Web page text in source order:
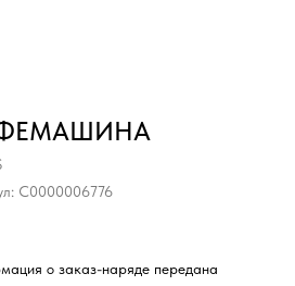
С0000006776
о заказ-наряде передана